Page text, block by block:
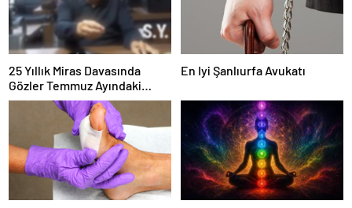
25 Yıllık Miras Davasında
Gözler Temmuz Ayındaki
Karar Duruşmasına Çevrildi
En Iyi Şanlıurfa Avukatı